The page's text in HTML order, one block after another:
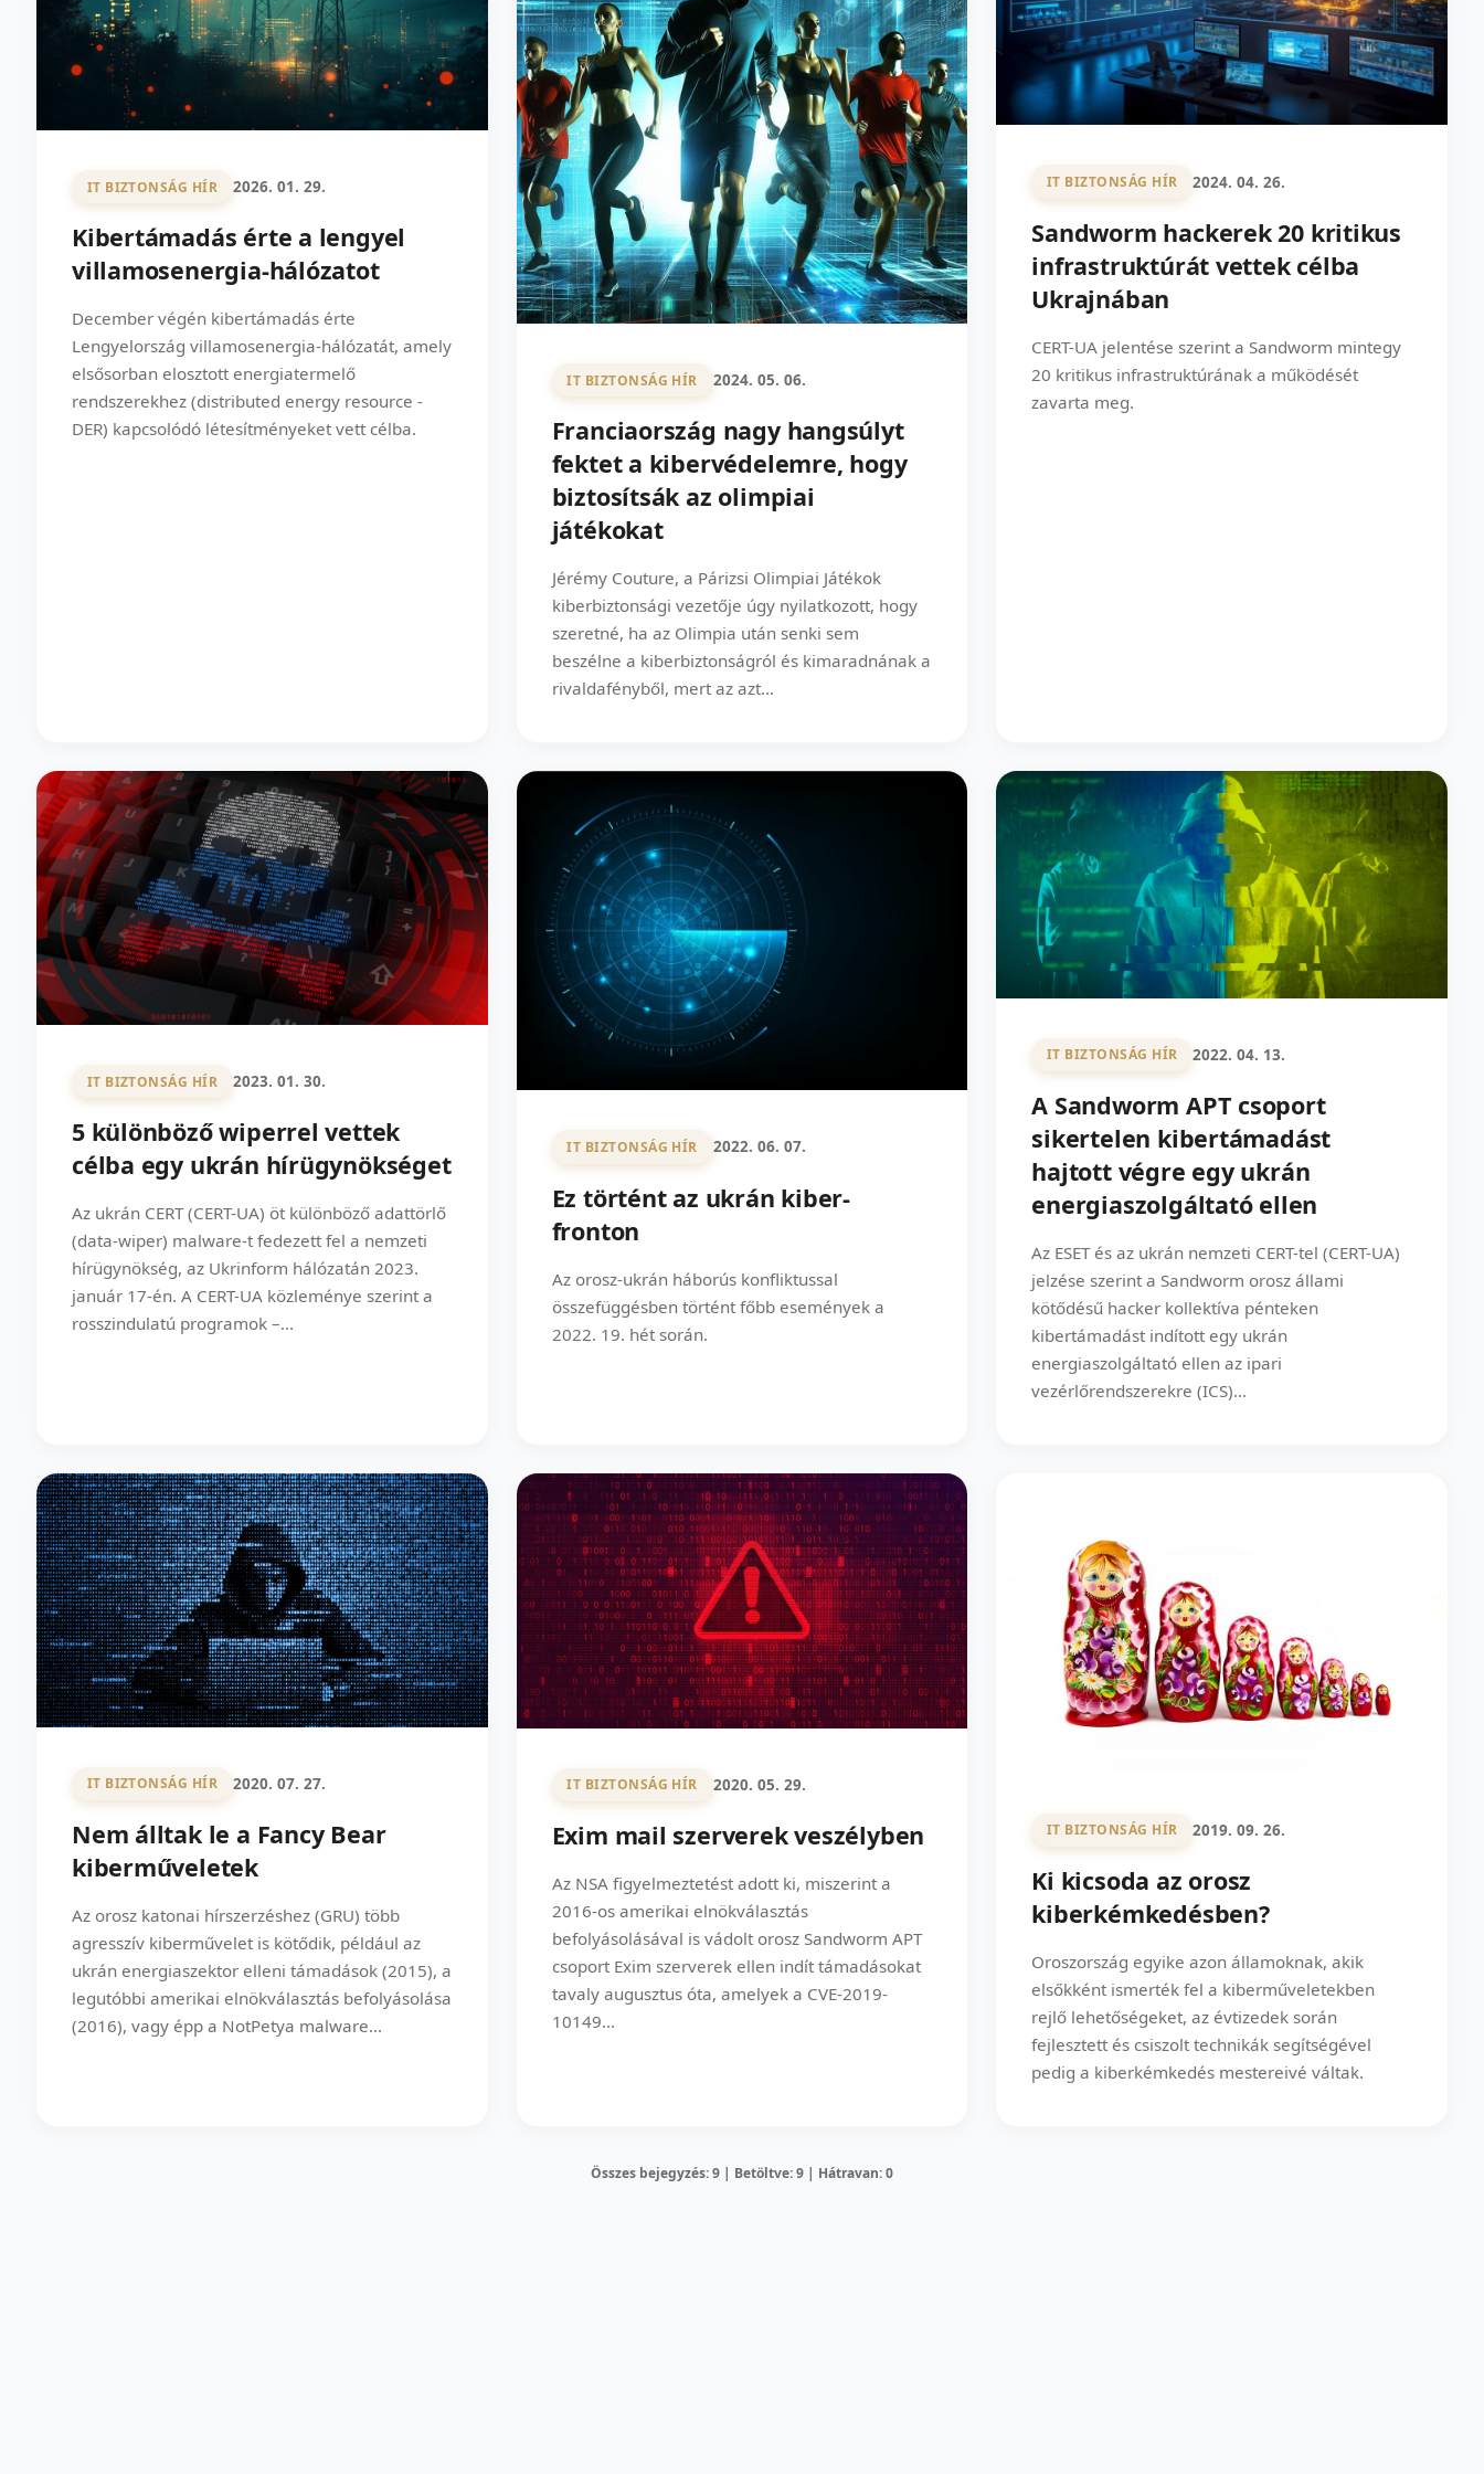
IT BIZTONSÁG HÍR 2026. 01. 29.
Kibertámadás érte a lengyel
villamosenergia-hálózatot
December végén kibertámadás érte
Lengyelország villamosenergia-hálózatát, amely
elsősorban elosztott energiatermelő
rendszerekhez (distributed energy resource -
DER) kapcsolódó létesítményeket vett célba.
IT BIZTONSÁG HÍR 2024. 05. 06.
Franciaország nagy hangsúlyt
fektet a kibervédelemre, hogy
biztosítsák az olimpiai
játékokat
Jérémy Couture, a Párizsi Olimpiai Játékok
kiberbiztonsági vezetője úgy nyilatkozott, hogy
szeretné, ha az Olimpia után senki sem
beszélne a kiberbiztonságról és kimaradnának a
rivaldafényből, mert az azt...
IT BIZTONSÁG HÍR 2024. 04. 26.
Sandworm hackerek 20 kritikus
infrastruktúrát vettek célba
Ukrajnában
CERT-UA jelentése szerint a Sandworm mintegy
20 kritikus infrastruktúrának a működését
zavarta meg.
IT BIZTONSÁG HÍR 2023. 01. 30.
5 különböző wiperrel vettek
célba egy ukrán hírügynökséget
Az ukrán CERT (CERT-UA) öt különböző adattörlő
(data-wiper) malware-t fedezett fel a nemzeti
hírügynökség, az Ukrinform hálózatán 2023.
január 17-én. A CERT-UA közleménye szerint a
rosszindulatú programok –...
IT BIZTONSÁG HÍR 2022. 06. 07.
Ez történt az ukrán kiber-
fronton
Az orosz-ukrán háborús konfliktussal
összefüggésben történt főbb események a
2022. 19. hét során.
IT BIZTONSÁG HÍR 2022. 04. 13.
A Sandworm APT csoport
sikertelen kibertámadást
hajtott végre egy ukrán
energiaszolgáltató ellen
Az ESET és az ukrán nemzeti CERT-tel (CERT-UA)
jelzése szerint a Sandworm orosz állami
kötődésű hacker kollektíva pénteken
kibertámadást indított egy ukrán
energiaszolgáltató ellen az ipari
vezérlőrendszerekre (ICS)...
IT BIZTONSÁG HÍR 2020. 07. 27.
Nem álltak le a Fancy Bear
kiberműveletek
Az orosz katonai hírszerzéshez (GRU) több
agresszív kiberművelet is kötődik, például az
ukrán energiaszektor elleni támadások (2015), a
legutóbbi amerikai elnökválasztás befolyásolása
(2016), vagy épp a NotPetya malware...
IT BIZTONSÁG HÍR 2020. 05. 29.
Exim mail szerverek veszélyben
Az NSA figyelmeztetést adott ki, miszerint a
2016-os amerikai elnökválasztás
befolyásolásával is vádolt orosz Sandworm APT
csoport Exim szerverek ellen indít támadásokat
tavaly augusztus óta, amelyek a CVE-2019-
10149...
IT BIZTONSÁG HÍR 2019. 09. 26.
Ki kicsoda az orosz
kiberkémkedésben?
Oroszország egyike azon államoknak, akik
elsőkként ismerték fel a kiberműveletekben
rejlő lehetőségeket, az évtizedek során
fejlesztett és csiszolt technikák segítségével
pedig a kiberkémkedés mestereivé váltak.
Összes bejegyzés: 9 | Betöltve: 9 | Hátravan: 0